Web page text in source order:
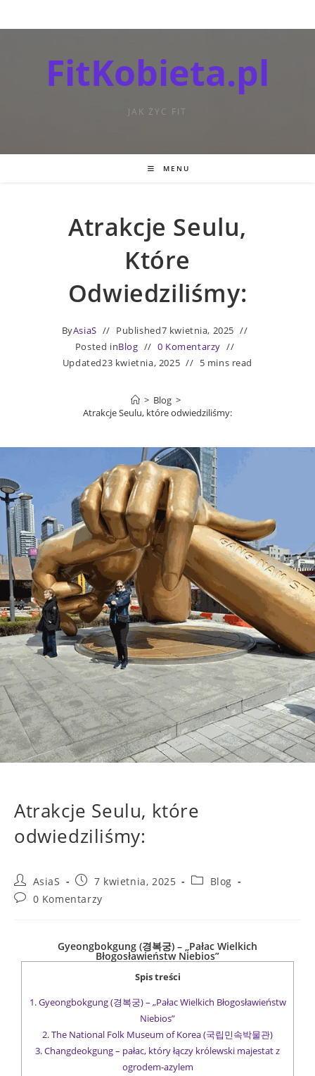
FitKobieta.pl
JAK ŻYC FIT
MENU
Atrakcje Seulu,
Które
Odwiedziliśmy:
ByAsiaS Published7 kwietnia, 2025
Posted inBlog
0 Komentarzy
Updated23 kwietnia, 2025 5 mins read
> Blog >
Atrakcje Seulu, które odwiedziliśmy:
Atrakcje Seulu, które
odwiedziliśmy:
AsiaS 7 kwietnia, 2025
Blog
0 Komentarzy
Gyeongbokgung (경복궁) – „Pałac Wielkich
Błogosławieństw Niebios”
Spis treści
1.Gyeongbokgung (경복궁) – „Pałac Wielkich Błogosławieństw
Niebios”
2.The National Folk Museum of Korea (국립민속박물관)
3.Changdeokgung – pałac, który łączy królewski majestat z
ogrodem-azylem